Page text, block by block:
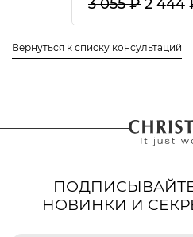
3 055 ₽ 2 444
Вернуться к списку консультаций
НОВИНКИ И